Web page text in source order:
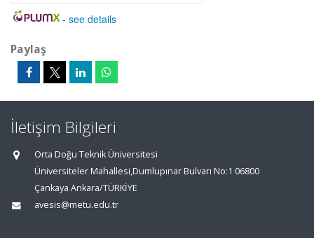
- see details
Paylaş
İletişim Bilgileri
Orta Doğu Teknik Üniversitesi
Üniversiteler Mahallesi,Dumlupınar Bulvarı No:1 06800
Çankaya Ankara/TÜRKİYE
avesis@metu.edu.tr